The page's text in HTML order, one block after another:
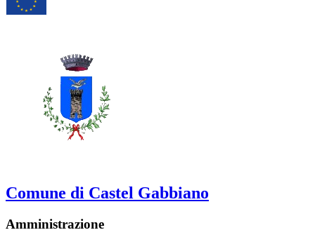
Comune di Castel Gabbiano
Amministrazione